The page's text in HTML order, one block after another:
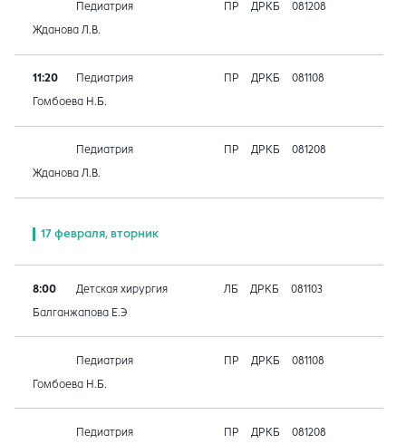
Педиатрия ПР ДРКБ 081208
Жданова Л.В.
11:20 Педиатрия ПР ДРКБ 081108
Гомбоева Н.Б.
Педиатрия ПР ДРКБ 081208
Жданова Л.В.
17 февраля, вторник
8:00 Детская хирургия ЛБ ДРКБ 081103
Балганжапова Е.Э
Педиатрия ПР ДРКБ 081108
Гомбоева Н.Б.
Педиатрия ПР ДРКБ 081208